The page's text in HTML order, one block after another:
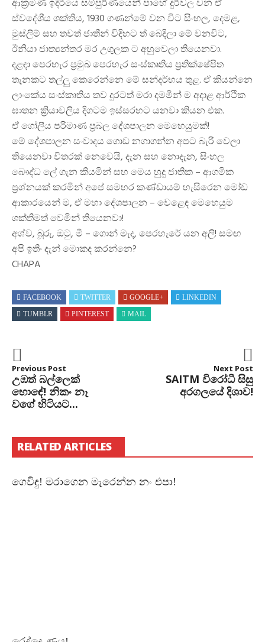
ආක්‍රමණ ඉදිරියෙ සම්පුර්ණයෙන් පාහේ දුර්වල වන ඒ
ස්වදේශීය ශක්තිය, 1930 ගණන්මේ වන විට සිංහල, දෙමළ,
මුස්ලිම් සහ තවත් ජාතීන් විදිහට ත් බෙදිලා මේ වනවිට,
ඊනියා ජාත්‍යන්තර මර උගුලක ට අහුවෙලා තියෙනවා.
දළඳා පෙරහැර ප්‍රමුඛ පෙරහැර සංස්කෘතිය ප්‍රතික්ෂේපිත
තැනකට තල්ලු කෙරෙන්නෙ මේ සන්දර්භය තුළ. ඒ කියන්නෙ
ලාංකේය සංස්කෘතිය තව දුරටත් මරා දමමින් ම අදාළ ආර්ථික
ඝාතන ක්‍රියාවලිය දිගටම ඉස්සරහට යනවා කියන එක.
ඒ ගෝලීය පරිමාණ ප්‍රබල දේශපාලන මෙහෙයුමක්!
මේ දේශපාලන සංවාදය ගොඩ නගාගන්න අපට බැරි වෙලා
තියෙනවා විතරක් නෙවෙයි, දැන සහ නොදැන, සිංහල
බෞද්ධ ලේ ගැන කියමින් සහ මෙය හුදු ජාතික – ආගමික
ප්‍රශ්නයක් කරමින් අපේ සමහර කණ්ඩායම් හැසිරෙන මෝඩ
ආකාරයෙන් ම, ඒ මහා දේශපාලන – වෙළෙඳ මෙහෙයුම
ශක්තිමත් වෙමින් තියෙනවා!
අශ්ව, බූරු, ඔටු, මී – ගොන් මැද, පෙරහැරේ යන අලි! සමඟ
අපි ඉතිං දැන් මොකද කරන්නෙ?
CHAPA
FACEBOOK TWITTER GOOGLE+
LINKEDIN
TUMBLR
PINTEREST MAIL
Previous Post
උඹත් බල්ලෙක්
හොඳේ! නිකං නෑ
වගේ හිටියට...
Next Post
SAITM විරෝධී සිසු
අරගලයේ දිශාව!
RELATED ARTICLES
ගෙවිඳු! මරාගෙන මැරෙන්න නං එපා!